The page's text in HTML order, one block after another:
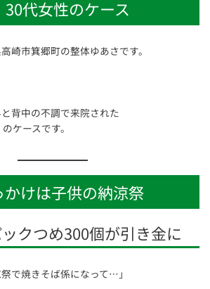
代女性のケース
崎市箕郷町の整体ゆあさです。
背中の不調で来院された
ケースです。
かけは子供の納涼祭
クつめ300個が引き金に
で焼きそば係になって…」